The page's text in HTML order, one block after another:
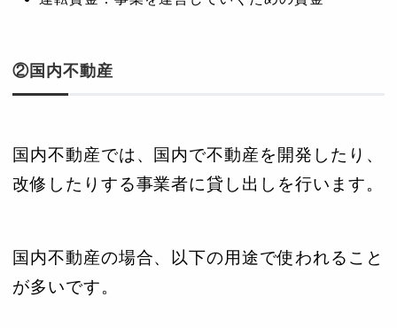
②国内不動産
国内不動産では、国内で不動産を開発したり、
改修したりする事業者に貸し出しを行います。
国内不動産の場合、以下の用途で使われること
が多いです。